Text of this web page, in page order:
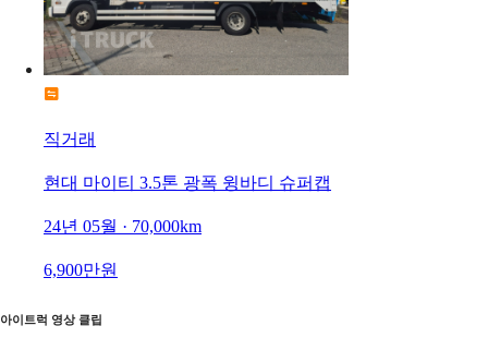
직거래
현대 마이티 3.5톤 광폭 윙바디 슈퍼캡
24년 05월 · 70,000km
6,900만원
아이트럭 영상 클립